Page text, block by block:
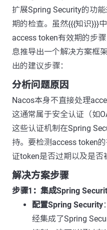
扩展Spring Security的功
期的检查。虽然{{{知识}}}
access token有效期的步
息推导出一个解决方案框
出的建议步骤：
分析问题原因
Nacos本身不直接处理
这通常属于安全认证（如
这些认证机制在Spring
持。要检测access token
证token是否过期以及是否
解决方案步骤
步骤1：集成Spring
配置Spring Security
经集成了Spring